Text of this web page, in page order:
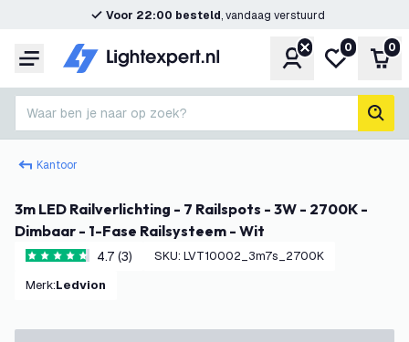
Voor 22:00 besteld, vandaag verstuurd
Menu Account
Mijn
0 0
Waar ben je naar op zoek?
Kantoor
3m LED Railverlichting - 7 Railspots - 3W - 2700K -
Dimbaar - 1-Fase Railsysteem - Wit
4.7 score sterren
4.7 (3) SKU: LVT10002_3m7s_2700K
Merk: Ledvion